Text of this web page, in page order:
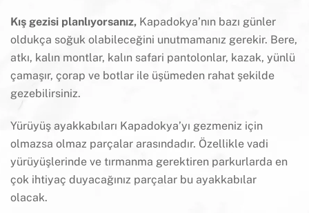
Kış gezisi planlıyorsanız, Kapadokya’nın bazı günler
oldukça soğuk olabileceğini unutmamanız gerekir. Bere,
atkı, kalın montlar, kalın safari pantolonlar, kazak, yünlü
çamaşır, çorap ve botlar ile üşümeden rahat şekilde
gezebilirsiniz.
Yürüyüş ayakkabıları Kapadokya’yı gezmeniz için
olmazsa olmaz parçalar arasındadır. Özellikle vadi
yürüyüşlerinde ve tırmanma gerektiren parkurlarda en
çok ihtiyaç duyacağınız parçalar bu ayakkabılar
olacak.